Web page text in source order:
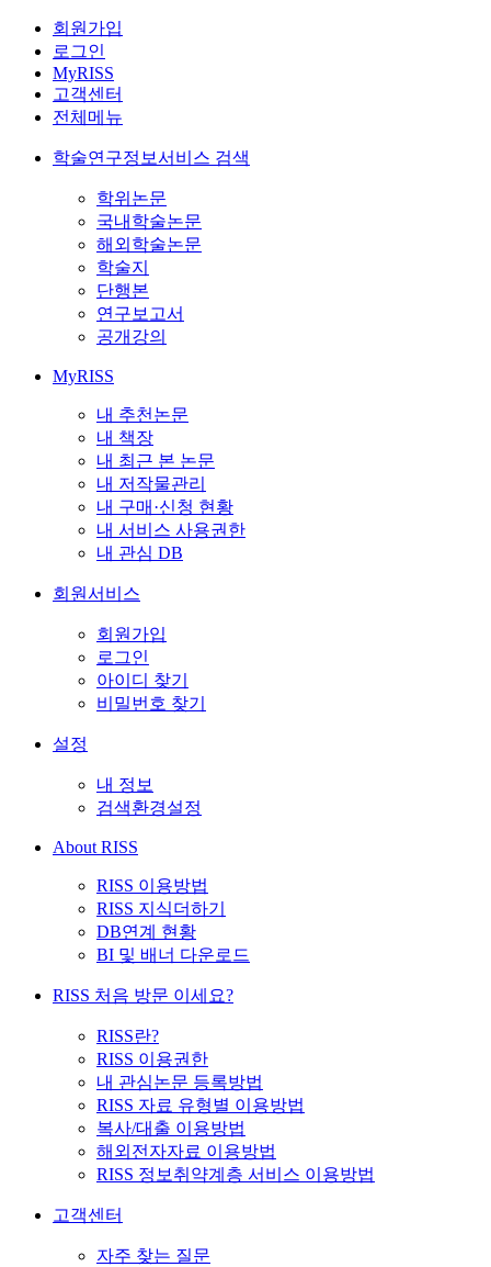
회원가입
로그인
MyRISS
고객센터
전체메뉴
학술연구정보서비스 검색
학위논문
국내학술논문
해외학술논문
학술지
단행본
연구보고서
공개강의
MyRISS
내 추천논문
내 책장
내 최근 본 논문
내 저작물관리
내 구매·신청 현황
내 서비스 사용권한
내 관심 DB
회원서비스
회원가입
로그인
아이디 찾기
비밀번호 찾기
설정
내 정보
검색환경설정
About RISS
RISS 이용방법
RISS 지식더하기
DB연계 현황
BI 및 배너 다운로드
RISS 처음 방문 이세요?
RISS란?
RISS 이용권한
내 관심논문 등록방법
RISS 자료 유형별 이용방법
복사/대출 이용방법
해외전자자료 이용방법
RISS 정보취약계층 서비스 이용방법
고객센터
자주 찾는 질문